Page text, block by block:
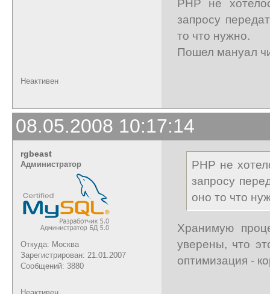
PHP не
запросу
то что нужно.
Пошел мануал
Неактивен
08.05.2008 10:17:14
rgbeast
Администратор
Откуда: Москва
Зарегистрирован: 21.01.2007
Сообщений: 3880
PHP не
запросу
оно то что
Хранимую
уверены, что
оптимизация -